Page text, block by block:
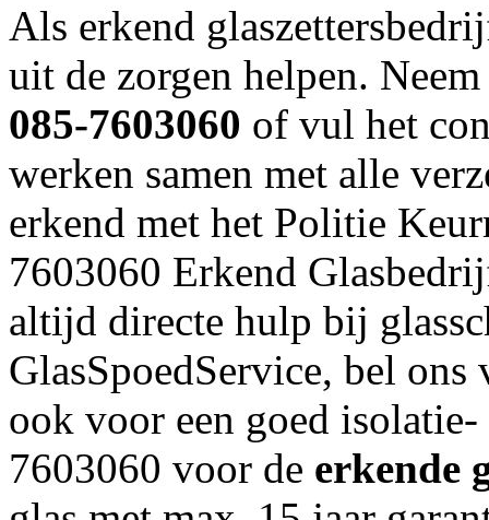
Als erkend
uit de zorgen helpen.
085-7603060 of vul het
werken samen met alle
erkend met het Politie
7603060 Erkend
altijd directe hulp bij
GlasSpoedService, bel
ook voor een goed
7603060 voor de erkende